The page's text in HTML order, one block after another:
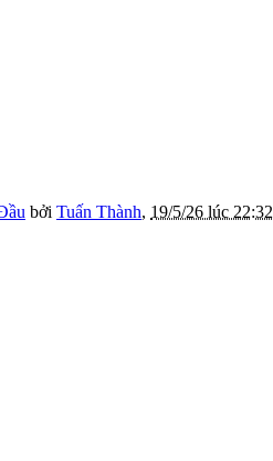
bởi Tuấn Thành, 19/5/26 lúc 22:32